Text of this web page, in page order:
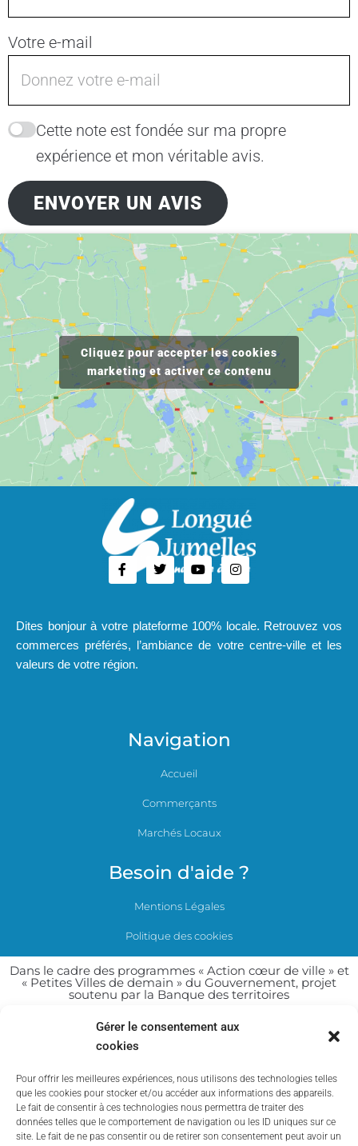
Gérer le consentement aux
cookies
Pour offrir les meilleures expériences, nous utilisons des technologies telles
que les cookies pour stocker et/ou accéder aux informations des appareils.
Le fait de consentir à ces technologies nous permettra de traiter des
données telles que le comportement de navigation ou les ID uniques sur ce
site. Le fait de ne pas consentir ou de retirer son consentement peut avoir un
Votre e-mail
Cette note est fondée sur ma propre
expérience et mon véritable avis.
ENVOYER UN AVIS
Cliquez pour accepter les cookies
marketing et activer ce contenu
Dites bonjour à votre plateforme 100% locale. Retrouvez vos
commerces préférés, l’ambiance de votre centre-ville et les
valeurs de votre région.
Navigation
Accueil
Commerçants
Marchés Locaux
Besoin d'aide ?
Mentions Légales
Politique des cookies
Dans le cadre des programmes « Action cœur de ville » et
« Petites Villes de demain » du Gouvernement, projet
soutenu par la Banque des territoires